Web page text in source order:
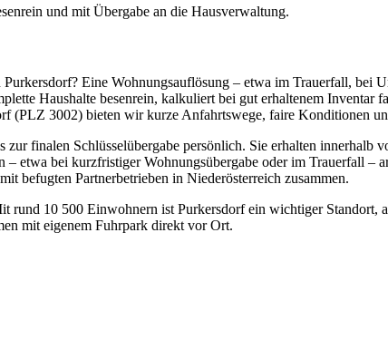
und mit Übergabe an die Hausverwaltung.
Eine Wohnungsauflösung – etwa im Trauerfall, bei
Haushalte besenrein, kalkuliert bei gut erhaltenem
(PLZ 3002) bieten wir kurze Anfahrtswege, faire Konditionen
finalen Schlüsselübergabe persönlich. Sie erhalten innerhalb
etwa bei kurzfristiger Wohnungsübergabe oder im Trauerfall –
befugten Partnerbetrieben in Niederösterreich zusammen.
10 500 Einwohnern ist Purkersdorf ein wichtiger
mit eigenem Fuhrpark direkt vor Ort.